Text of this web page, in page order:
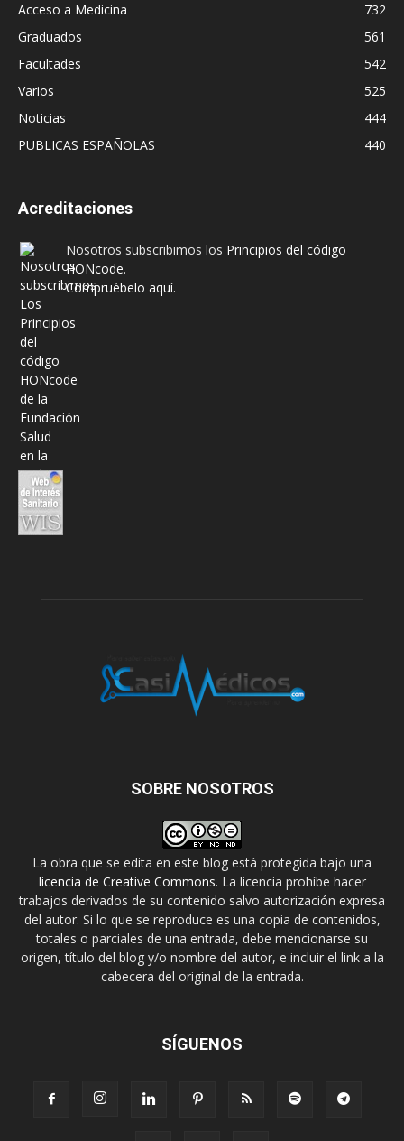
Acceso a Medicina
732
Graduados
561
Facultades
542
Varios
525
Noticias
444
PUBLICAS ESPAÑOLAS
440
Acreditaciones
Nosotros subscribimos los Principios del código
HONcode.
Compruébelo aquí.
SOBRE NOSOTROS
La obra que se edita en este blog está protegida bajo una
licencia de Creative Commons. La licencia prohíbe hacer
trabajos derivados de su contenido salvo autorización expresa
del autor. Si lo que se reproduce es una copia de contenidos,
totales o parciales de una entrada, debe mencionarse su
origen, título del blog y/o nombre del autor, e incluir el link a la
cabecera del original de la entrada.
SÍGUENOS